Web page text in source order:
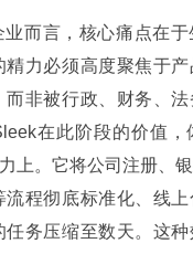
业而言，核心痛点在
精力必须高度聚焦于
而非被行政、财务、
在此阶段的价值，
上。它将公司注册、
流程彻底标准化、线
任务压缩至数天。这